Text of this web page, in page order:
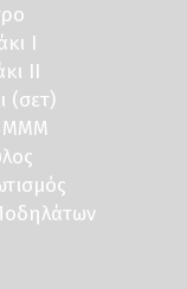
I
II
(σετ)
ΜΜΜ